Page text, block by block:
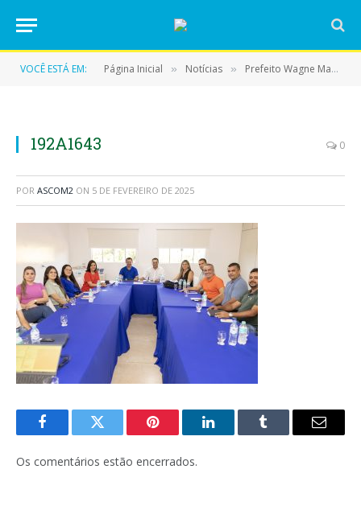
VOCÊ ESTÁ EM: Página Inicial » Notícias » Prefeito Wagne Machado discute avanços para a educação, agricultura e infraestrutura rural em reunião com Promotoria Agrária
192A1643 0
POR ASCOM2 ON 5 DE FEVEREIRO DE 2025
FacebookTwitter Pinterest LinkedInTumblr
E-
Os comentários estão encerrados.